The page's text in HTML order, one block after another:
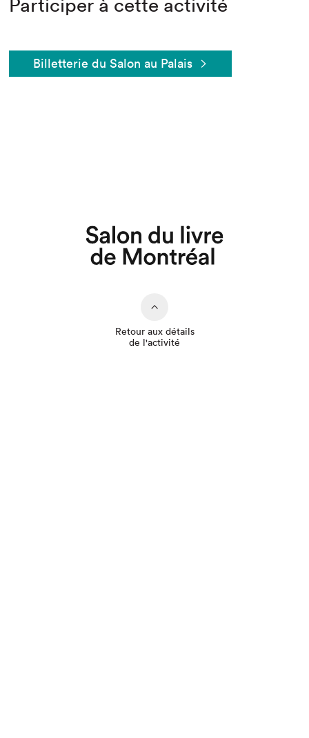
Participer à cette activité
Billetterie du Salon au Palais
Retour aux détails
de l'activité